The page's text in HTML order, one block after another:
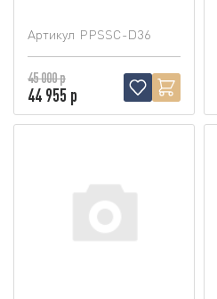
Артикул PPSSC-D36
45 000 р
44 955 р